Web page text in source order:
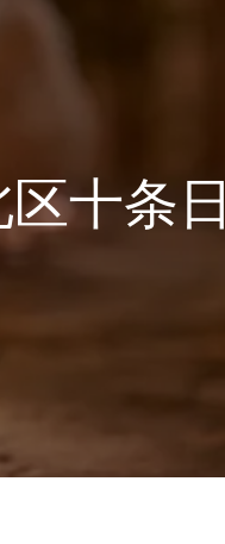
十条